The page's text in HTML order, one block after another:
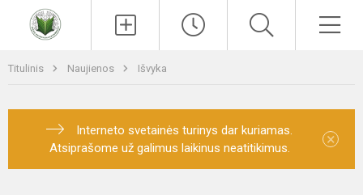
Titulinis Naujienos Išvyka
Interneto svetainės turinys dar kuriamas.
Atsiprašome už galimus laikinus neatitikimus.
×